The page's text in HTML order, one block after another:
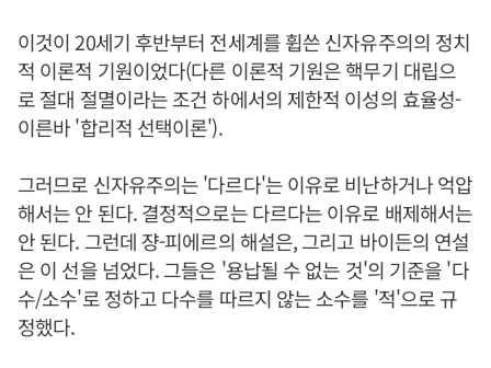
이것이 20세기 후반부터 전세계를 휩쓴 신자유주의의 정치
적 이론적 기원이었다(다른 이론적 기원은 핵무기 대립으
로 절대 절멸이라는 조건 하에서의 제한적 이성의 효율성-
이른바 '합리적 선택이론').
그러므로 신자유주의는 '다르다'는 이유로 비난하거나 억압
해서는 안 된다. 결정적으로는 다르다는 이유로 배제해서는
안 된다. 그런데 쟝-피에르의 해설은, 그리고 바이든의 연설
은 이 선을 넘었다. 그들은 '용납될 수 없는 것'의 기준을 '다
수/소수'로 정하고 다수를 따르지 않는 소수를 '적'으로 규
정했다.